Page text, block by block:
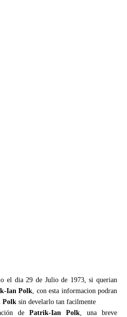
el dia 29 de Julio de 1973, si querian
Ian Polk, con esta informacion podran
Polk sin develarlo tan facilmente
de Patrik-Ian Polk, una breve